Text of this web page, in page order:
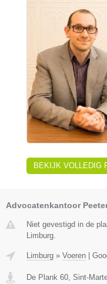
BEKIJK VOLLEDIG
Advocatenkantoor
Niet gevestigd in de
Limburg.
Limburg » Voeren
De Plank 60, Sint-